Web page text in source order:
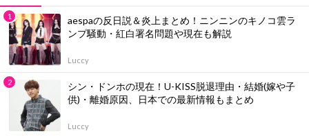
aespaの反日説＆炎上まとめ！ニンニンのキノコ雲ラ
ンプ騒動・紅白署名問題や現在も解説
Luccy
シン・ドンホの現在！U-KISS脱退理由・結婚(嫁や子
供)・離婚原因、日本での最新情報もまとめ
Luccy